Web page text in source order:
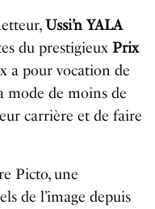
Ussi’n YALA
du prestigieux Prix
a pour vocation de
mode de moins de
carrière et de faire
Picto, une
de l’image depuis